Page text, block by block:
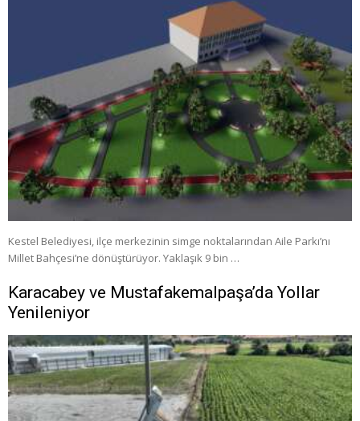
Kestel Belediyesi, ilçe merkezinin simge noktalarından Aile Parkı’nı
Millet Bahçesi’ne dönüştürüyor. Yaklaşık 9 bin …
Karacabey ve Mustafakemalpaşa’da Yollar
Yenileniyor